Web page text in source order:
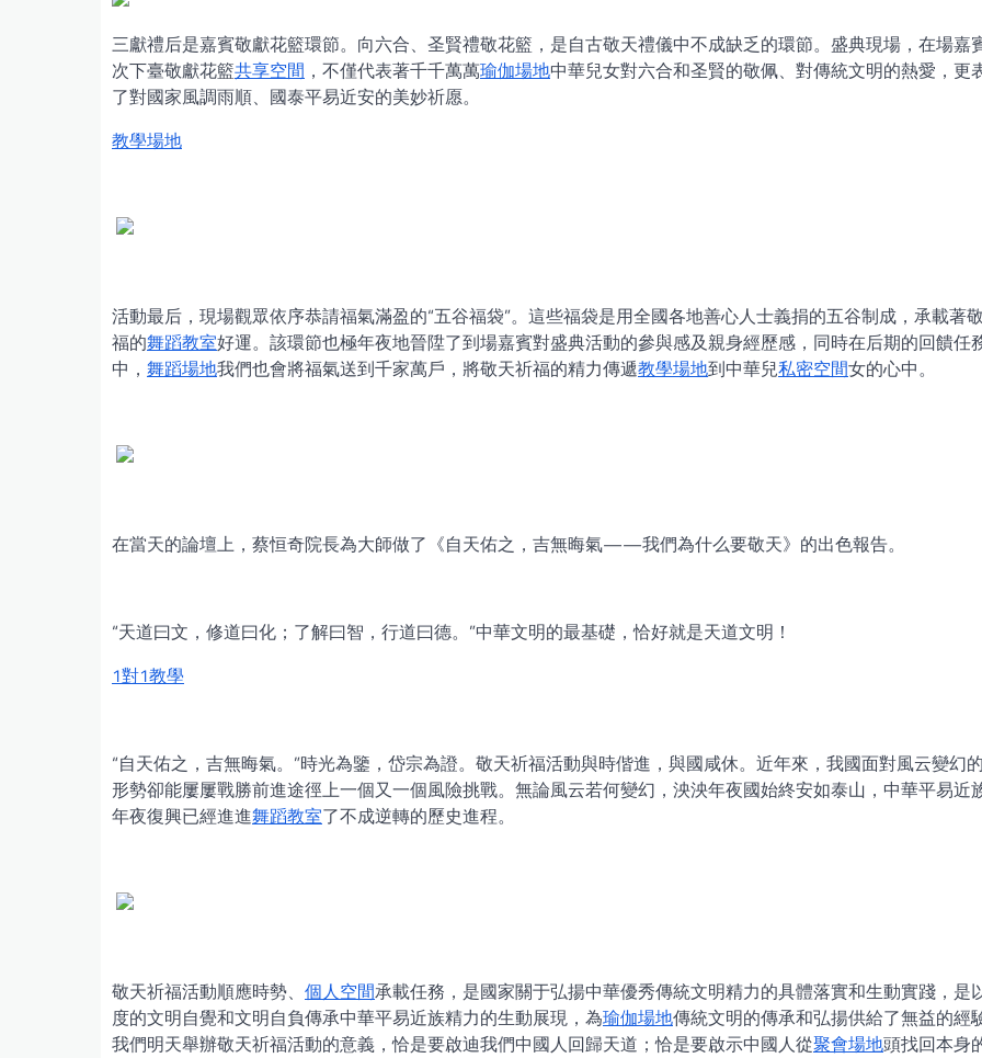
三獻禮后是嘉賓敬獻花籃環節。向六合、圣賢禮敬花籃，是自古敬天禮儀中不成缺乏的環節。盛典現場，在場嘉
次下臺敬獻花籃共享空間 ，不僅代表著千千萬萬瑜伽場地中華兒女對六合和圣賢的敬佩、對傳統文明的熱愛，更
了對國家風調雨順、國泰平易近安的美妙祈愿。
教學場地
活動最后，現場觀眾依序恭請福氣滿盈的“五谷福袋”。這些福袋是用全國各地善心人士義捐的五谷制成，承載著
福的舞蹈教室好運。該環節也極年夜地晉陞了到場嘉賓對盛典活動的參與感及親身經歷感，同時在后期的回饋任
中， 舞蹈場地我們也會將福氣送到千家萬戶，將敬天祈福的精力傳遞教學場地到中華兒私密空間女的心中。
在當天的論壇上，蔡恒奇院長為大師做了《自天佑之，吉無晦氣——我們為什么要敬天》的出色報告。
“天道曰文，修道曰化；了解曰智，行道曰德。”中華文明的最基礎，恰好就是天道文明！
1對1教學
“自天佑之，吉無晦氣。”時光為鑒，岱宗為證。敬天祈福活動與時偕進，與國咸休。近年來，我國面對風云變幻
形勢卻能屢屢戰勝前進途徑上一個又一個風險挑戰。無論風云若何變幻，泱泱年夜國始終安如泰山，中華平易近
年夜復興已經進進舞蹈教室了不成逆轉的歷史進程。
敬天祈福活動順應時勢、 個人空間承載任務，是國家關于弘揚中華優秀傳統文明精力的具體落實和生動實踐，是
度的文明自覺和文明自負傳承中華平易近族精力的生動展現，為瑜伽場地傳統文明的傳承和弘揚供給了無益的經驗
我們明天舉辦敬天祈福活動的意義，恰是要啟迪我們中國人回歸天道；恰是要啟示中國人從聚會場地頭找回本身